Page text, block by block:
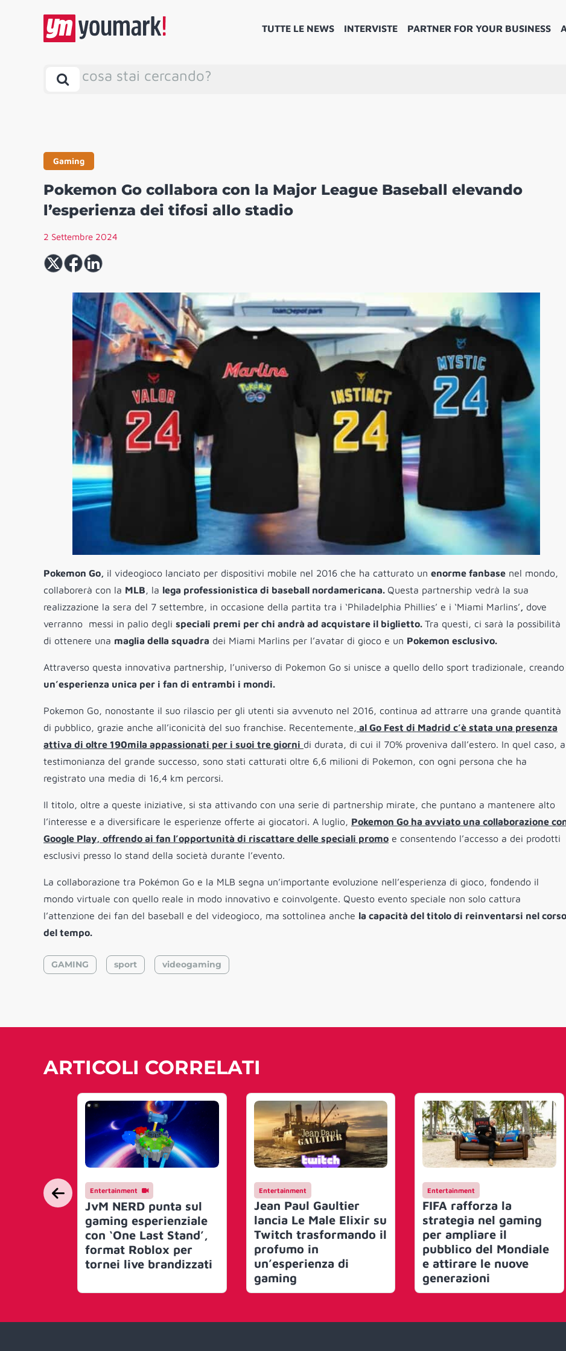
TUTTE LE NEWS INTERVISTE PARTNER FOR YOUR BUSINESS
cosa stai cercando?
Gaming
Pokemon Go collabora con la Major League Baseball elevando
l’esperienza dei tifosi allo stadio
2 Settembre 2024
Pokemon Go, il videogioco lanciato per dispositivi mobile nel 2016 che ha catturato un enorme fanbase nel mondo,
collaborerà con la MLB, la lega professionistica di baseball nordamericana. Questa partnership vedrà la sua
realizzazione la sera del 7 settembre, in occasione della partita tra i ‘Philadelphia Phillies’ e i ‘Miami Marlins’, dove
verranno
messi in palio degli speciali premi per chi andrà ad acquistare il biglietto. Tra questi, ci sarà la possibilità
di ottenere una maglia della squadra dei Miami Marlins per l’avatar di gioco e un Pokemon esclusivo.
Attraverso questa innovativa partnership, l’universo di Pokemon Go si unisce a quello dello sport tradizionale, creando
un’esperienza unica per i fan di entrambi i mondi.
Pokemon Go, nonostante il suo rilascio per gli utenti sia avvenuto nel 2016, continua ad attrarre una grande quantità
di pubblico, grazie anche all’iconicità del suo franchise. Recentemente, al Go Fest di Madrid c’è stata una presenza
attiva di oltre 190mila appassionati per i suoi tre giorni di durata, di cui il 70% proveniva dall’estero. In quel caso, a
testimonianza del grande successo, sono stati catturati oltre 6,6 milioni di Pokemon, con ogni persona che ha
registrato una media di 16,4 km percorsi.
Il titolo, oltre a queste iniziative, si sta attivando con una serie di partnership mirate, che puntano a mantenere alto
l’interesse e a diversificare le esperienze offerte ai giocatori. A luglio, Pokemon Go ha avviato una collaborazione
Google Play, offrendo ai fan l’opportunità di riscattare delle speciali promo e consentendo l’accesso a dei prodotti
esclusivi presso lo stand della società durante l’evento.
La collaborazione tra Pokémon Go e la MLB segna un’importante evoluzione nell’esperienza di gioco, fondendo il
mondo virtuale con quello reale in modo innovativo e coinvolgente. Questo evento speciale non solo cattura
l’attenzione dei fan del baseball e del videogioco, ma sottolinea anche la capacità del titolo di reinventarsi nel corso
del tempo.
GAMING sport videogaming
ARTICOLI CORRELATI
Entertainment
JvM NERD punta sul
gaming esperienziale
con ‘One Last Stand’,
format Roblox per
tornei live brandizzati
Entertainment
Jean Paul Gaultier
lancia Le Male Elixir su
Twitch trasformando il
profumo in
un’esperienza di
gaming
Entertainment
FIFA rafforza la
strategia nel gaming
per ampliare il
pubblico del Mondiale
e attirare le nuove
generazioni